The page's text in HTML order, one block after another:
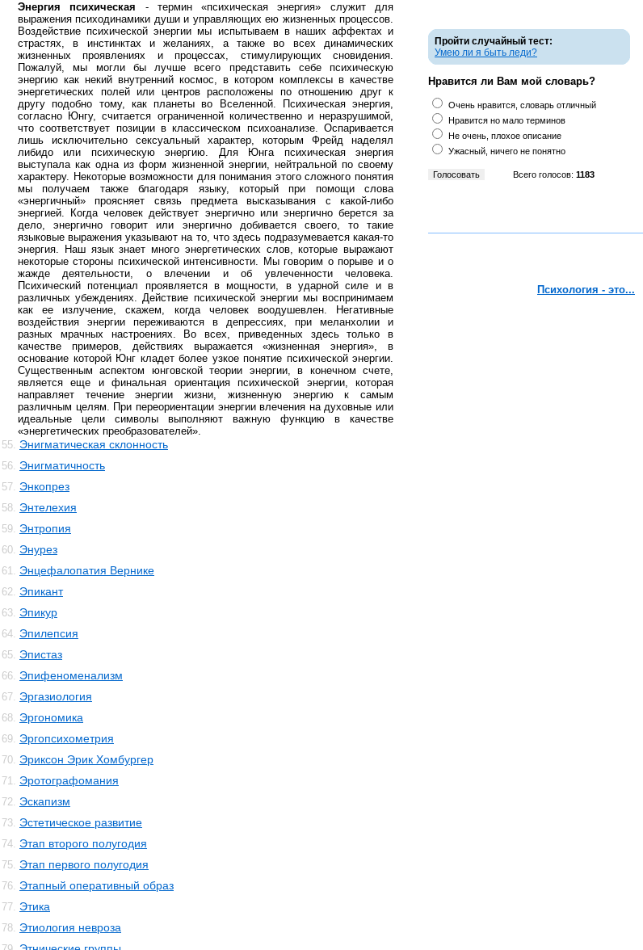
Энергия психическая - термин «психическая энергия» служит для
выражения психодинамики души и управляющих ею жизненных процессов.
Воздействие психической энергии мы испытываем в наших аффектах и
страстях, в инстинктах и желаниях, а также во всех динамических
жизненных проявлениях и процессах, стимулирующих сновидения.
Пожалуй, мы могли бы лучше всего представить себе психическую
энергию как некий внутренний космос, в котором комплексы в качестве
энергетических полей или центров расположены по отношению друг к
другу подобно тому, как планеты во Вселенной. Психическая энергия,
согласно Юнгу, считается ограниченной количественно и неразрушимой,
что соответствует позиции в классическом психоанализе. Оспаривается
лишь исключительно сексуальный характер, которым Фрейд наделял
либидо или психическую энергию. Для Юнга психическая энергия
выступала как одна из форм жизненной энергии, нейтральной по своему
характеру. Некоторые возможности для понимания этого сложного понятия
мы получаем также благодаря языку, который при помощи слова
«энергичный» проясняет связь предмета высказывания с какой-либо
энергией. Когда человек действует энергично или энергично берется за
дело, энергично говорит или энергично добивается своего, то такие
языковые выражения указывают на то, что здесь подразумевается какая-то
энергия. Наш язык знает много энергетических слов, которые выражают
некоторые стороны психической интенсивности. Мы говорим о порыве и о
жажде деятельности, о влечении и об увлеченности человека.
Психический потенциал проявляется в мощности, в ударной силе и в
различных убеждениях. Действие психической энергии мы воспринимаем
как ее излучение, скажем, когда человек воодушевлен. Негативные
воздействия энергии переживаются в депрессиях, при меланхолии и
разных мрачных настроениях. Во всех, приведенных здесь только в
качестве примеров, действиях выражается «жизненная энергия», в
основание которой Юнг кладет более узкое понятие психической энергии.
Существенным аспектом юнговской теории энергии, в конечном счете,
является еще и финальная ориентация психической энергии, которая
направляет течение энергии жизни, жизненную энергию к самым
различным целям. При переориентации энергии влечения на духовные или
идеальные цели символы выполняют важную функцию в качестве
«энергетических преобразователей».
55. Энигматическая склонность
56. Энигматичность
57. Энкопрез
58. Энтелехия
59. Энтропия
60. Энурез
61. Энцефалопатия Вернике
62. Эпикант
63. Эпикур
64. Эпилепсия
65. Эпистаз
66. Эпифеноменализм
67. Эргазиология
68. Эргономика
69. Эргопсихометрия
70. Эриксон Эрик Хомбургер
71. Эротографомания
72. Эскапизм
73. Эстетическое развитие
74. Этап второго полугодия
75. Этап первого полугодия
76. Этапный оперативный образ
77. Этика
78. Этиология невроза
Пройти случайный тест:
Умею ли я быть леди?
Нравится ли Вам мой словарь?
Очень нравится, словарь отличный
Нравится но мало терминов
Не очень, плохое описание
Ужасный, ничего не понятно
Всего голосов: 1183
Психология - это...